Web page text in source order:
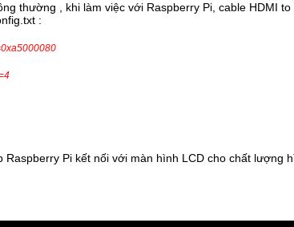
thường , khi làm việc với Raspberry Pi, cable HDMI
:
Raspberry Pi kết nối với màn hình LCD cho chất lượng